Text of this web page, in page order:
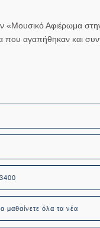
Αφιέρωμα
αγαπήθηκαν και
μαθαίνετε όλα τα νέα